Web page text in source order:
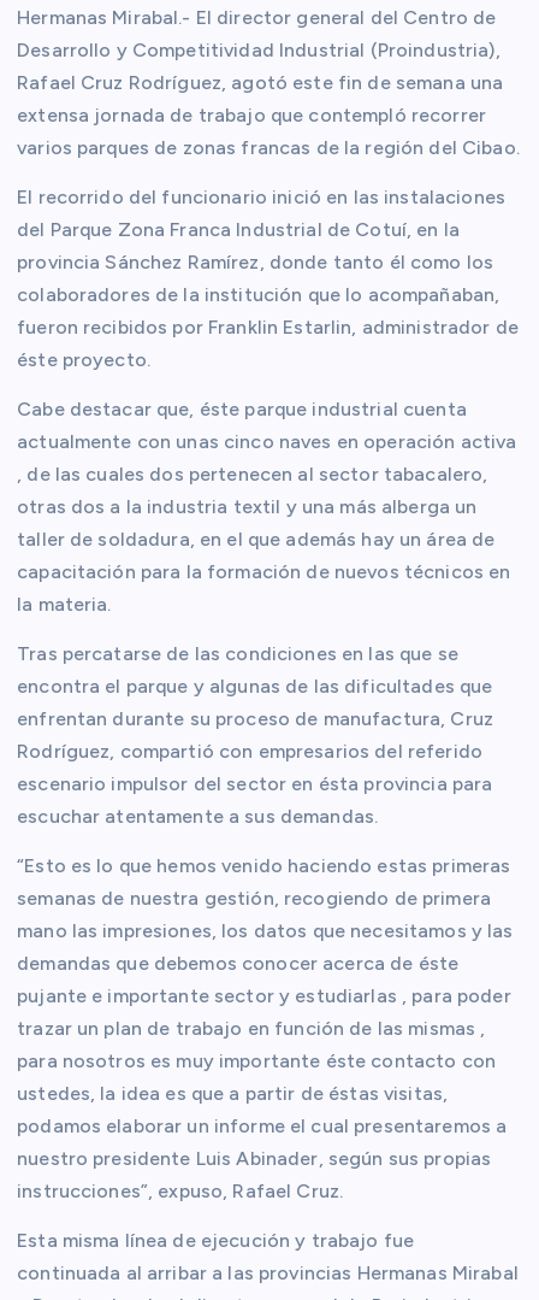
Hermanas Mirabal.- El director general del Centro de
Desarrollo y Competitividad Industrial (Proindustria),
Rafael Cruz Rodríguez, agotó este fin de semana una
extensa jornada de trabajo que contempló recorrer
varios parques de zonas francas de la región del Cibao.
El recorrido del funcionario inició en las instalaciones
del Parque Zona Franca Industrial de Cotuí, en la
provincia Sánchez Ramírez, donde tanto él como los
colaboradores de la institución que lo acompañaban,
fueron recibidos por Franklin Estarlin, administrador de
éste proyecto.
Cabe destacar que, éste parque industrial cuenta
actualmente con unas cinco naves en operación activa
, de las cuales dos pertenecen al sector tabacalero,
otras dos a la industria textil y una más alberga un
taller de soldadura, en el que además hay un área de
capacitación para la formación de nuevos técnicos en
la materia.
Tras percatarse de las condiciones en las que se
encontra el parque y algunas de las dificultades que
enfrentan durante su proceso de manufactura, Cruz
Rodríguez, compartió con empresarios del referido
escenario impulsor del sector en ésta provincia para
escuchar atentamente a sus demandas.
“Esto es lo que hemos venido haciendo estas primeras
semanas de nuestra gestión, recogiendo de primera
mano las impresiones, los datos que necesitamos y las
demandas que debemos conocer acerca de éste
pujante e importante sector y estudiarlas , para poder
trazar un plan de trabajo en función de las mismas ,
para nosotros es muy importante éste contacto con
ustedes, la idea es que a partir de éstas visitas,
podamos elaborar un informe el cual presentaremos a
nuestro presidente Luis Abinader, según sus propias
instrucciones”, expuso, Rafael Cruz.
Esta misma línea de ejecución y trabajo fue
continuada al arribar a las provincias Hermanas Mirabal